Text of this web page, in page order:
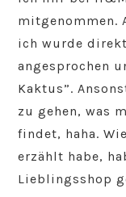
mitgenommen.
ich wurde
angesprochen
Kaktus”.
zu gehen, was
findet, haha.
erzählt habe,
Lieblingsshop